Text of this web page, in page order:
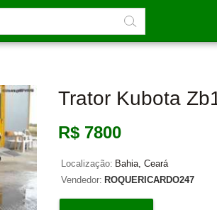
Trator Kubota
R$ 7800
Localização: Bahia, Ceará
Vendedor: ROQUERICARDO247